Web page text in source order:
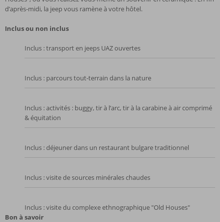
d’après-midi, la jeep vous ramène à votre hôtel.
Inclus ou non inclus
Inclus : transport en jeeps UAZ ouvertes
Inclus : parcours tout-terrain dans la nature
Inclus : activités : buggy, tir à l’arc, tir à la carabine à air comprimé
& équitation
Inclus : déjeuner dans un restaurant bulgare traditionnel
Inclus : visite de sources minérales chaudes
Inclus : visite du complexe ethnographique "Old Houses"
Bon à savoir